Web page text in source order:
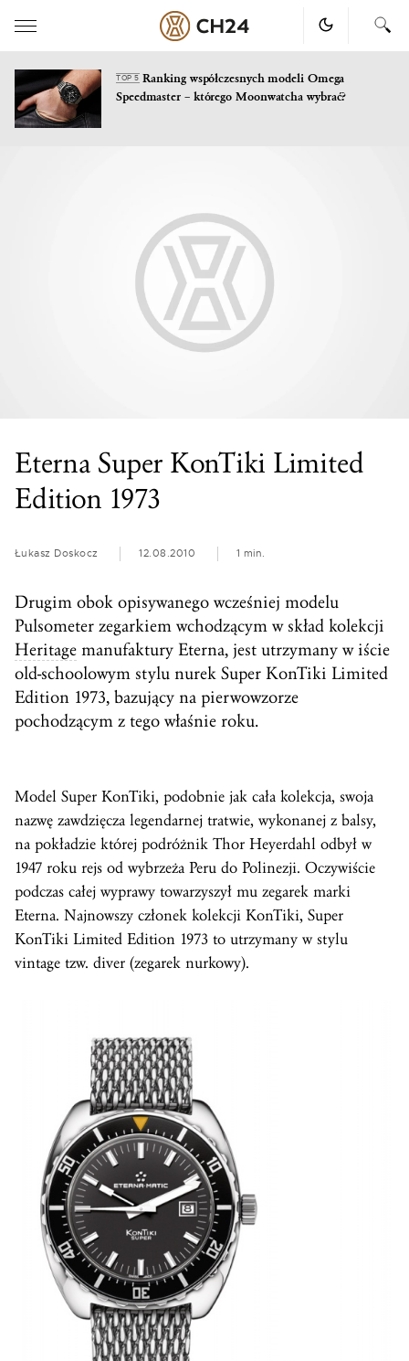
TOP 5Ranking współczesnych modeli Omega
Speedmaster – którego Moonwatcha wybrać?
Eterna Super KonTiki Limited
Edition 1973
Łukasz Doskocz 12.08.2010 1 min.
Drugim obok opisywanego wcześniej modelu
Pulsometer zegarkiem wchodzącym w skład kolekcji
Heritage manufaktury Eterna, jest utrzymany w iście
old-schoolowym stylu nurek Super KonTiki Limited
Edition 1973, bazujący na pierwowzorze
pochodzącym z tego właśnie roku.
Model Super KonTiki, podobnie jak cała kolekcja, swoja
nazwę zawdzięcza legendarnej tratwie, wykonanej z balsy,
na pokładzie której podróżnik Thor Heyerdahl odbył w
1947 roku rejs od wybrzeża Peru do Polinezji. Oczywiście
podczas całej wyprawy towarzyszył mu zegarek marki
Eterna. Najnowszy członek kolekcji KonTiki, Super
KonTiki Limited Edition 1973 to utrzymany w stylu
vintage tzw. diver (zegarek nurkowy).